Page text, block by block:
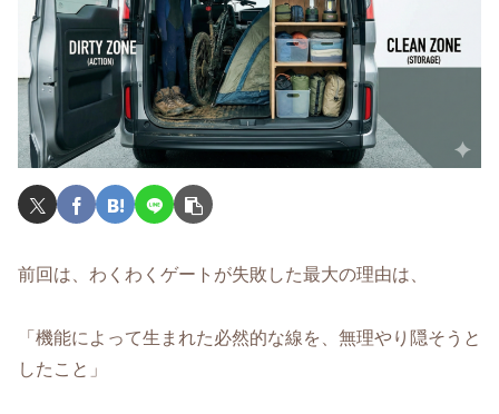
前回は、わくわくゲートが失敗した最大の理由は、
「機能によって生まれた必然的な線を、無理やり隠そうと
したこと」